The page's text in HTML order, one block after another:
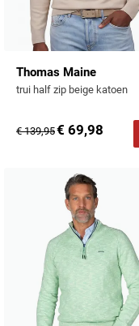
Vanguard
William Lockie
Alle Merken
Thomas Maine
trui half zip beige katoen
€ 139,95€ 69,98